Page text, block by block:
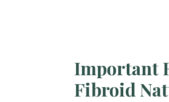
Important
Fibroid